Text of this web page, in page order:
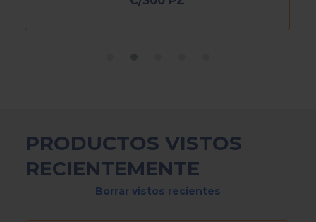
PRODUCTOS VISTOS
RECIENTEMENTE
Borrar vistos recientes